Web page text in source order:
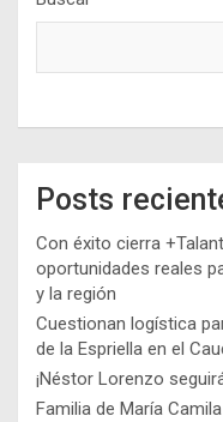
Posts
Con éxito cierra
oportunidades reales
y la región
Cuestionan logística
de la Espriella en el
¡Néstor Lorenzo
Familia de María